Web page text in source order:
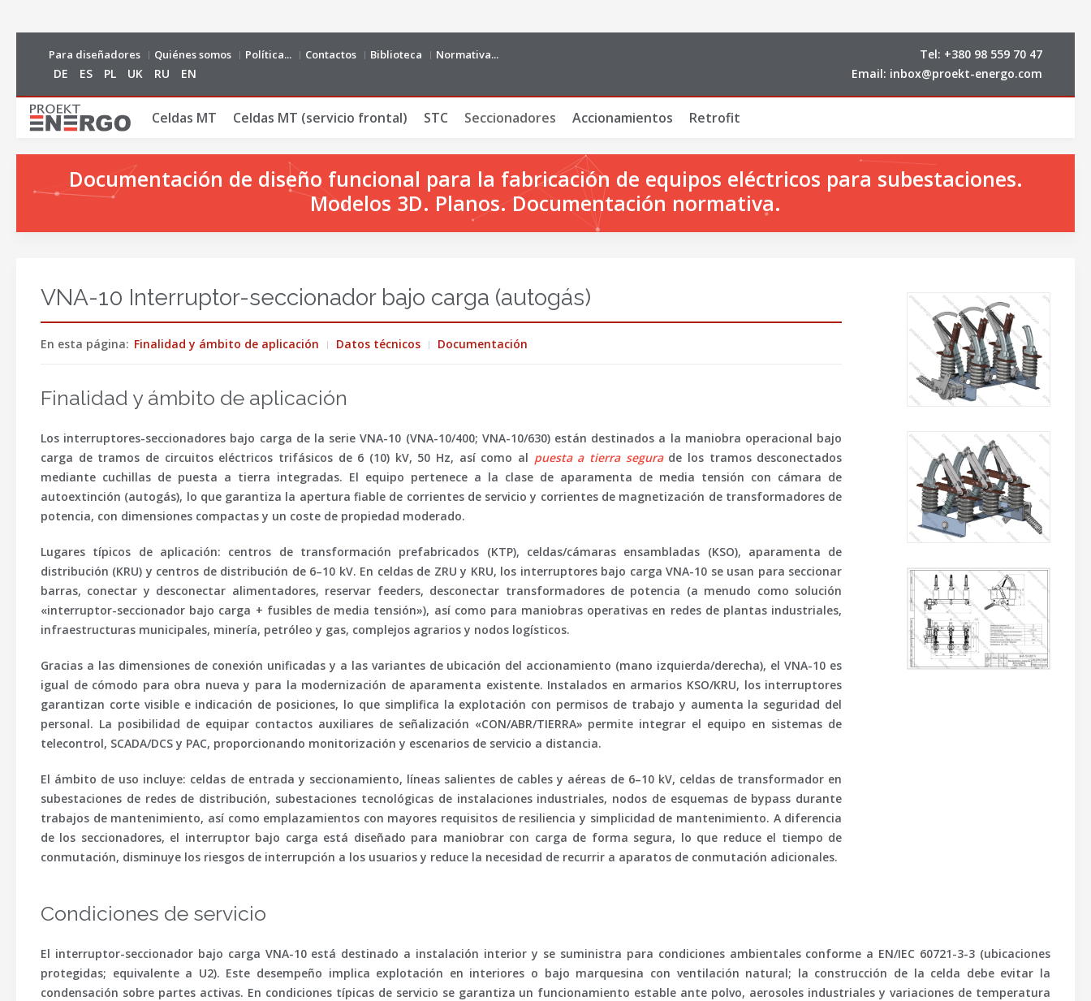
Para diseñadores Quiénes somos Política... Contactos Biblioteca Normativa...
DE ES PL UK RU EN
Tel: +380 98 559 70 47
Email: inbox@proekt-energo.com
Сeldas MT Celdas MT (servicio frontal) STC Seccionadores Accionamientos Retrofit
Documentación de diseño funcional para la fabricación de equipos eléctricos para subestaciones.
Modelos 3D. Planos. Documentación normativa.
VNA-10 Interruptor-seccionador bajo carga (autogás)
En esta página: Finalidad y ámbito de aplicación Datos técnicos Documentación
Finalidad y ámbito de aplicación
Los interruptores-seccionadores bajo carga de la serieVNA-10 (VNA-10/400; VNA-10/630)están destinados a la maniobra operacional bajo
carga de tramos de circuitos eléctricos trifásicos de 6 (10) kV, 50 Hz, así como al puesta a tierra segurade los tramos desconectados
mediante cuchillas de puesta a tierra integradas. El equipo pertenece a la clase de aparamenta de media tensión con cámara de
autoextinción (autogás), lo que garantiza la apertura fiable de corrientes de servicio y corrientes de magnetización de transformadores de
potencia, con dimensiones compactas y un coste de propiedad moderado.
Lugares típicos de aplicación: centros de transformación prefabricados (KTP), celdas/cámaras ensambladas (KSO), aparamenta de
distribución (KRU) y centros de distribución de 6–10 kV. En celdas de ZRU y KRU, los interruptores bajo carga VNA-10 se usan para seccionar
barras, conectar y desconectar alimentadores, reservar feeders, desconectar transformadores de potencia (a menudo como solución
«interruptor-seccionador bajo carga + fusibles de media tensión»), así como para maniobras operativas en redes de plantas industriales,
infraestructuras municipales, minería, petróleo y gas, complejos agrarios y nodos logísticos.
Gracias a las dimensiones de conexión unificadas y a las variantes de ubicación del accionamiento (mano izquierda/derecha), el VNA-10 es
igual de cómodo para obra nueva y para la modernización de aparamenta existente. Instalados en armarios KSO/KRU, los interruptores
garantizan corte visible e indicación de posiciones, lo que simplifica la explotación con permisos de trabajo y aumenta la seguridad del
personal. La posibilidad de equipar contactos auxiliares de señalización «CON/ABR/TIERRA» permite integrar el equipo en sistemas de
telecontrol, SCADA/DCS y PAC, proporcionando monitorización y escenarios de servicio a distancia.
El ámbito de uso incluye: celdas de entrada y seccionamiento, líneas salientes de cables y aéreas de 6–10 kV, celdas de transformador en
subestaciones de redes de distribución, subestaciones tecnológicas de instalaciones industriales, nodos de esquemas de bypass durante
trabajos de mantenimiento, así como emplazamientos con mayores requisitos de resiliencia y simplicidad de mantenimiento. A diferencia
de los seccionadores, el interruptor bajo carga está diseñado para maniobrar con carga de forma segura, lo que reduce el tiempo de
conmutación, disminuye los riesgos de interrupción a los usuarios y reduce la necesidad de recurrir a aparatos de conmutación adicionales.
Condiciones de servicio
El interruptor-seccionador bajo carga VNA-10 está destinado a instalación interior y se suministra para condiciones ambientales conforme a EN/IEC 60721-3-3 (ubicaciones
protegidas; equivalente a U2). Este desempeño implica explotación en interiores o bajo marquesina con ventilación natural; la construcción de la celda debe evitar la
condensación sobre partes activas. En condiciones típicas de servicio se garantiza un funcionamiento estable ante polvo, aerosoles industriales y variaciones de temperatura